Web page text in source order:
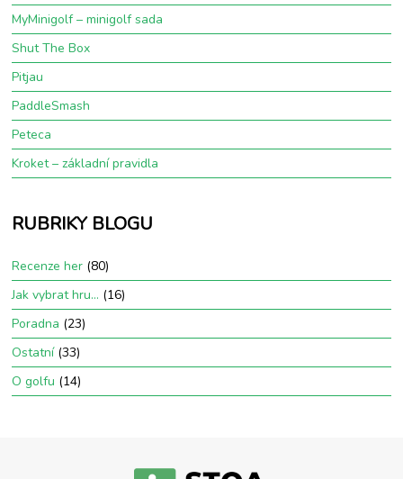
MyMinigolf – minigolf sada
Shut The Box
Pitjau
PaddleSmash
Peteca
Kroket – základní pravidla
RUBRIKY BLOGU
Recenze her (80)
Jak vybrat hru… (16)
Poradna (23)
Ostatní(33)
O golfu (14)